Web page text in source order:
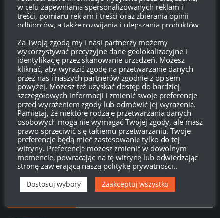
Zaloguj się
Kanał wpisów
Kanał komentarzy
WordPress.org
Brakwierzchołka drzewkaod:
577
Dni
15
Godzin
29
Minut
16
Sekund
w celu zapewniania spersonalizowanych reklam i
treści, pomiaru reklam i treści oraz zbierania opinii
odbiorców, a także rozwijania i ulepszania produktów.
Za Twoją zgodą my i nasi partnerzy możemy
wykorzystywać precyzyjne dane geolokalizacyjne i
identyfikację przez skanowanie urządzeń. Możesz
kliknąć, aby wyrazić zgodę na przetwarzanie danych
przez nas i naszych partnerów zgodnie z opisem
powyżej. Możesz też uzyskać dostęp do bardziej
szczegółowych informacji i zmienić swoje preferencje
przed wyrażeniem zgody lub odmówić jej wyrażenia.
Pamiętaj, że niektóre rodzaje przetwarzania danych
osobowych mogą nie wymagać Twojej zgody, ale masz
prawo sprzeciwić się takiemu przetwarzaniu. Twoje
preferencje będą mieć zastosowanie tylko do tej
witryny. Preferencje możesz zmienić w dowolnym
momencie, powracając na tę witrynę lub odwiedzając
stronę zawierającą naszą politykę prywatności..
Dostosuj wybory Zaakceptuj wszystko